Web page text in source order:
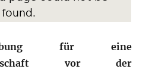
für eine
vor der